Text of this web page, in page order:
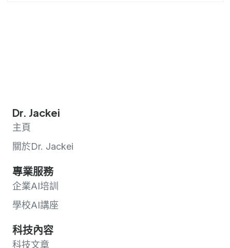
Dr. Jackei
主頁
關於Dr. Jackei
專業服務
企業AI培訓
學校AI講座
科技內容
科技文章